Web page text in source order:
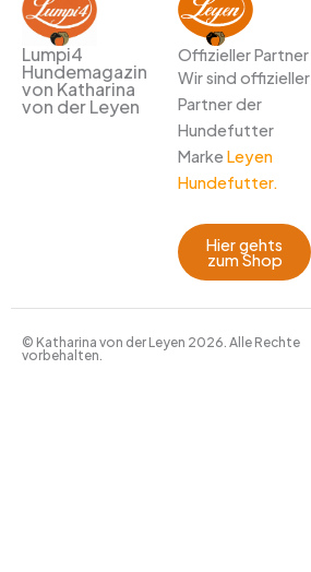
Lumpi4
Hundemagazin
von Katharina
von der Leyen
Offizieller Partner
Wir sind offizieller
Partner der
Hundefutter
Marke Leyen
Hundefutter.
Hier gehts
zum Shop
© Katharina von der Leyen 2026. Alle Rechte
vorbehalten.